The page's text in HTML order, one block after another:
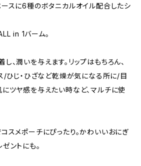
スに6種のボタニカルオイル配合したシ
in 1バーム。
、潤いを与えます。リップはもちろん、
/ひじ・ひざなど乾燥が気になる所に/目
ツヤ感を与えたい時など、マルチに使
スメポーチにぴったり。かわいいおにぎ
ントにも。